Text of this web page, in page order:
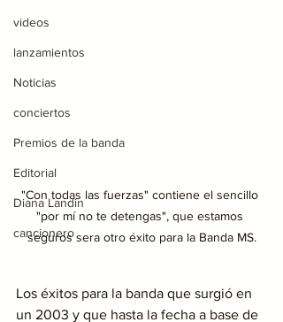
videos
lanzamientos
Noticias
conciertos
Premios de la banda
Editorial
Diana Landin
cancionero
"Con todas las fuerzas" contiene el sencillo
"por mí no te detengas", que estamos
seguros sera otro éxito para la Banda MS.
Los éxitos para la banda que surgió en
un 2003 y que hasta la fecha a base de